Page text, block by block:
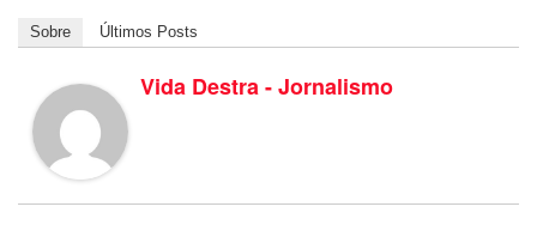
Sobre Últimos Posts
Vida Destra - Jornalismo